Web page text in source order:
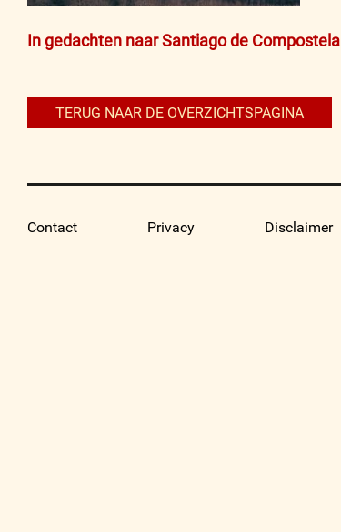
Bericht
In gedachten naar Santiago de Compostela
TERUG NAAR DE OVERZICHTSPAGINA
Contact Privacy Disclaimer